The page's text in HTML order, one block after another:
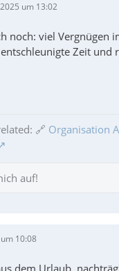
um 13:02
noch: viel Vergnügen
Zeit und
🔗 Organisation
auf!
10:08
dem Urlaub,